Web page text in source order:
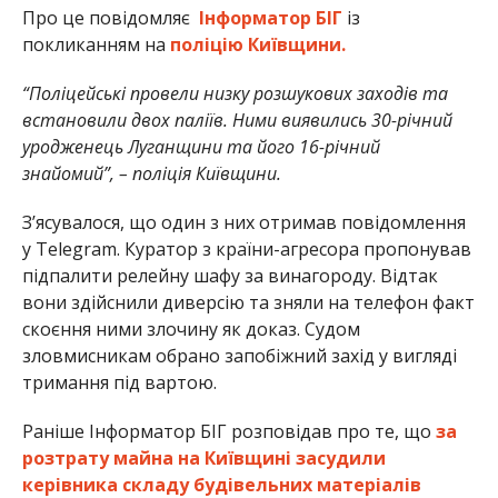
Про це повідомляє Інформатор БІГ із
покликанням на поліцію Київщини.
“Поліцейські провели низку розшукових заходів та
встановили двох паліїв. Ними виявились 30-річний
уродженець Луганщини та його 16-річний
знайомий”, – поліція Київщини.
З’ясувалося, що один з них отримав повідомлення
у Telegram. Куратор з країни-агресора пропонував
підпалити релейну шафу за винагороду. Відтак
вони здійснили диверсію та зняли на телефон факт
скоєння ними злочину як доказ. Судом
зловмисникам обрано запобіжний захід у вигляді
тримання під вартою.
Раніше Інформатор БІГ розповідав про те, що за
розтрату майна на Київщині засудили
керівника складу будівельних матеріалів